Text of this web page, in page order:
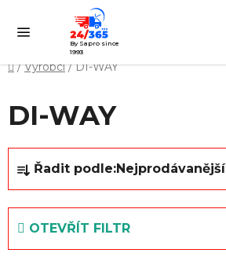
obsah
By Sapro since
1993
Domů
/ Výrobci / DI-WAY
DI-WAY
a
z
e
n
Řadit podle:Nejprodávanější
OTEVŘÍT FILTR